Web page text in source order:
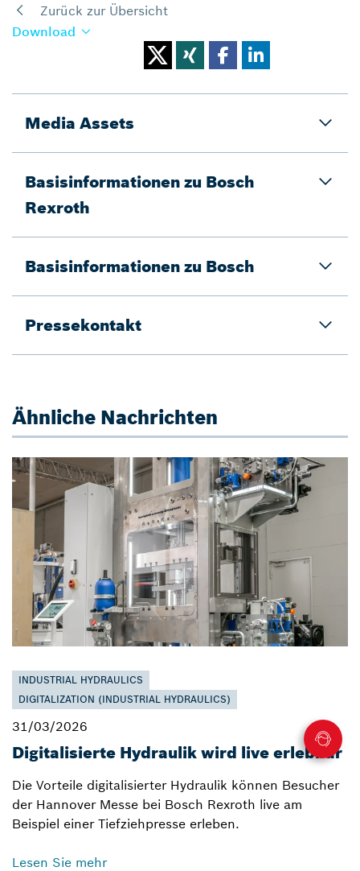
Zurück zur Übersicht
Download
Media Assets
Basisinformationen zu Bosch
Rexroth
Basisinformationen zu Bosch
Pressekontakt
Ähnliche Nachrichten
INDUSTRIAL HYDRAULICS
DIGITALIZATION (INDUSTRIAL HYDRAULICS)
31/03/2026
Digitalisierte Hydraulik wird live erlebbar
Die Vorteile digitalisierter Hydraulik können Besucher
der Hannover Messe bei Bosch Rexroth live am
Beispiel einer Tiefziehpresse erleben.
Lesen Sie mehr